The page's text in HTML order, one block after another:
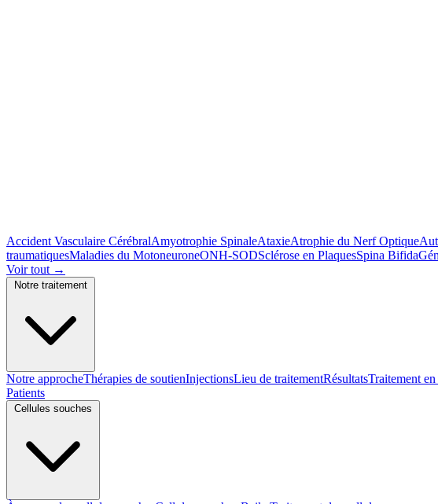
Accident Vasculaire CérébralAmyotrophie SpinaleAtaxieAtrophie du Nerf Optique
traumatiquesMaladies du MotoneuroneONH-SODSclérose en PlaquesSpina Bifida
Voir tout →
Notre approcheThérapies de soutienInjectionsLieu de traitementRésultatsTraitement
Patients